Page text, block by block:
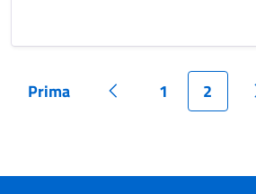
Pagina
Prima Pagina precedente
Pagina
1 Pagina
2